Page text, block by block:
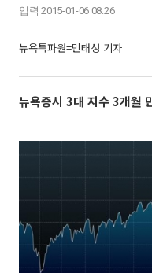
입력 2015-01-06 08:26
뉴욕특파원=민태성 기자
뉴욕증시 3대 지수 3개월